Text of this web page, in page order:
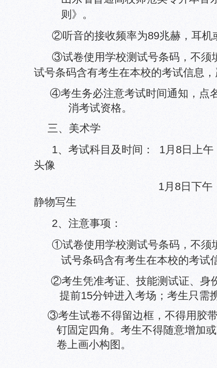
则》。
②听音的接收频率为89兆赫，耳机
③试卷使用学校测试号条码，不须
试号条码含有考生在本校的考试信息
④考生务必注意考试时间通知，点
消考试资格。
三、美术学
1、考试科目及时间： 1月8日上
头像
1月8日下
静物写生
2、注意事项：
①试卷使用学校测试号条码，不须
试号条码含有考生在本校的考试
②考生凭准考证、技能测试证、身
提前15分钟进入考场；考生只需
③考生试卷不得留边框，不得用胶
钉固定四角。考生不得随意增加
卷上画小构图。